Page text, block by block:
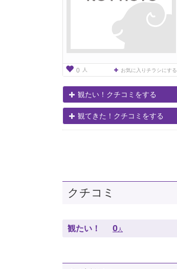
0 人 お気に入りチラシにする
観たい！クチコミをする
観てきた！クチコミをする
クチコミ
観たい！ 0 人